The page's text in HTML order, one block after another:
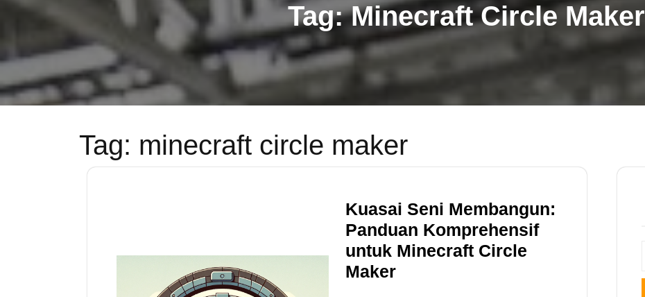
Tag:Minecraft Circle Maker
Tag: minecraft circle maker
Kuasai Seni Membangun:
Panduan Komprehensif
untuk Minecraft Circle
Maker